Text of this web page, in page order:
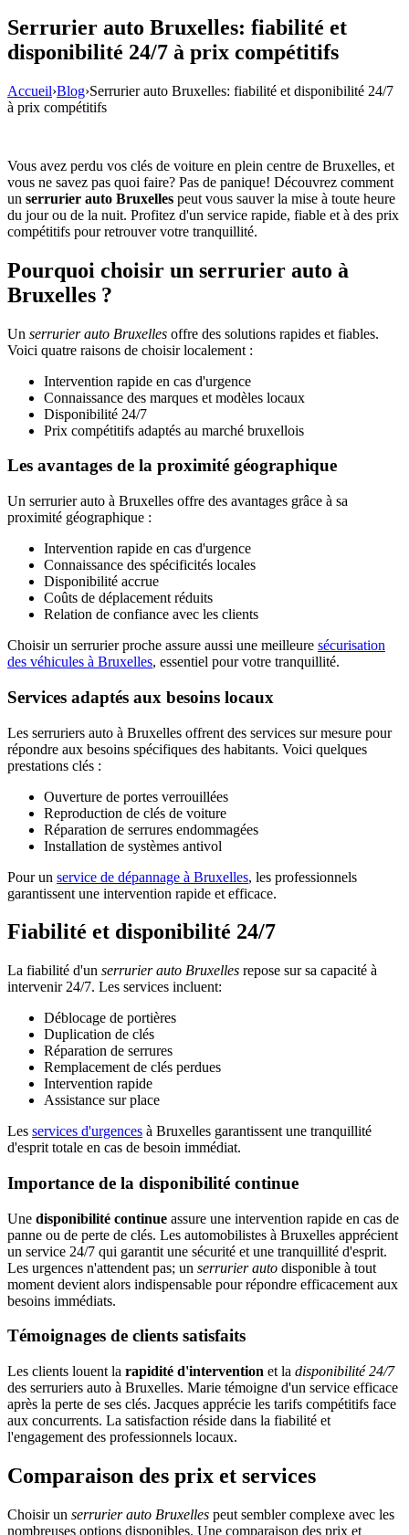
Serrurier auto Bruxelles: fiabilité et
disponibilité 24/7 à prix compétitifs
Accueil›Blog›Serrurier auto Bruxelles: fiabilité et disponibilité 24/7
à prix compétitifs
Vous avez perdu vos clés de voiture en plein centre de Bruxelles, et
vous ne savez pas quoi faire? Pas de panique! Découvrez comment
un serrurier auto Bruxelles peut vous sauver la mise à toute heure
du jour ou de la nuit. Profitez d'un service rapide, fiable et à des prix
compétitifs pour retrouver votre tranquillité.
Pourquoi choisir un serrurier auto à
Bruxelles ?
Un serrurier auto Bruxelles offre des solutions rapides et fiables.
Voici quatre raisons de choisir localement :
Intervention rapide en cas d'urgence
Connaissance des marques et modèles locaux
Disponibilité 24/7
Prix compétitifs adaptés au marché bruxellois
Les avantages de la proximité géographique
Un serrurier auto à Bruxelles offre des avantages grâce à sa
proximité géographique :
Intervention rapide en cas d'urgence
Connaissance des spécificités locales
Disponibilité accrue
Coûts de déplacement réduits
Relation de confiance avec les clients
Choisir un serrurier proche assure aussi une meilleure sécurisation
des véhicules à Bruxelles, essentiel pour votre tranquillité.
Services adaptés aux besoins locaux
Les serruriers auto à Bruxelles offrent des services sur mesure pour
répondre aux besoins spécifiques des habitants. Voici quelques
prestations clés :
Ouverture de portes verrouillées
Reproduction de clés de voiture
Réparation de serrures endommagées
Installation de systèmes antivol
Pour un service de dépannage à Bruxelles, les professionnels
garantissent une intervention rapide et efficace.
Fiabilité et disponibilité 24/7
La fiabilité d'un serrurier auto Bruxelles repose sur sa capacité à
intervenir 24/7. Les services incluent:
Déblocage de portières
Duplication de clés
Réparation de serrures
Remplacement de clés perdues
Intervention rapide
Assistance sur place
Les services d'urgences à Bruxelles garantissent une tranquillité
d'esprit totale en cas de besoin immédiat.
Importance de la disponibilité continue
Une disponibilité continue assure une intervention rapide en cas de
panne ou de perte de clés. Les automobilistes à Bruxelles apprécient
un service 24/7 qui garantit une sécurité et une tranquillité d'esprit.
Les urgences n'attendent pas; un serrurier auto disponible à tout
moment devient alors indispensable pour répondre efficacement aux
besoins immédiats.
Témoignages de clients satisfaits
Les clients louent la rapidité d'intervention et la disponibilité 24/7
des serruriers auto à Bruxelles. Marie témoigne d'un service efficace
après la perte de ses clés. Jacques apprécie les tarifs compétitifs face
aux concurrents. La satisfaction réside dans la fiabilité et
l'engagement des professionnels locaux.
Comparaison des prix et services
Choisir un serrurier auto Bruxelles peut sembler complexe avec les
nombreuses options disponibles. Une comparaison des prix et